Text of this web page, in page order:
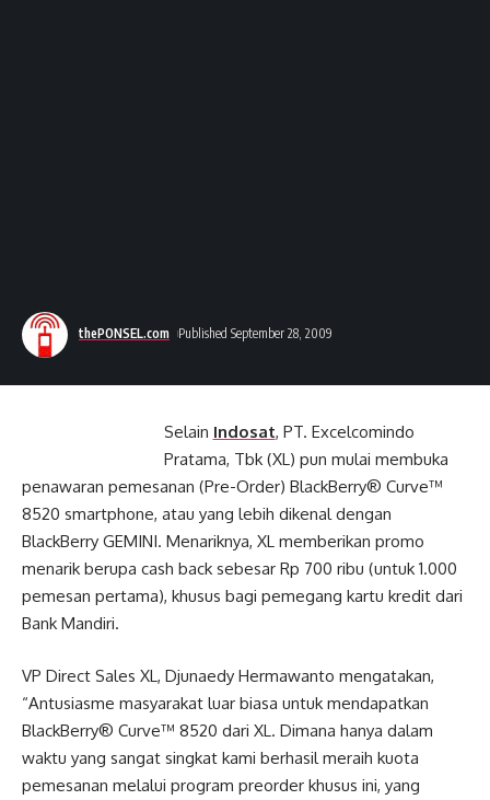
thePONSEL.com Published September 28, 2009
Selain Indosat, PT. Excelcomindo
Pratama, Tbk (XL) pun mulai membuka
penawaran pemesanan (Pre-Order) BlackBerry® Curve™
8520 smartphone, atau yang lebih dikenal dengan
BlackBerry GEMINI. Menariknya, XL memberikan promo
menarik berupa cash back sebesar Rp 700 ribu (untuk 1.000
pemesan pertama), khusus bagi pemegang kartu kredit dari
Bank Mandiri.
VP Direct Sales XL, Djunaedy Hermawanto mengatakan,
“Antusiasme masyarakat luar biasa untuk mendapatkan
BlackBerry® Curve™ 8520 dari XL. Dimana hanya dalam
waktu yang sangat singkat kami berhasil meraih kuota
pemesanan melalui program preorder khusus ini, yang